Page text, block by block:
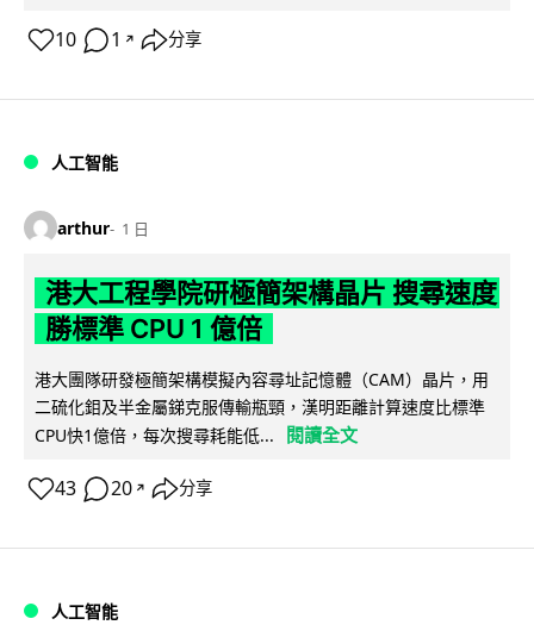
10 1 ↗ 分享
人工智能
arthur 1 日
港大工程學院研極簡架構晶片 搜尋速度
勝標準 CPU 1 億倍
港大團隊研發極簡架構模擬內容尋址記憶體（CAM）晶片，用
二硫化鉬及半金屬銻克服傳輸瓶頸，漢明距離計算速度比標準
CPU快1億倍，每次搜尋耗能低...
閱讀全文
43 20 ↗ 分享
人工智能